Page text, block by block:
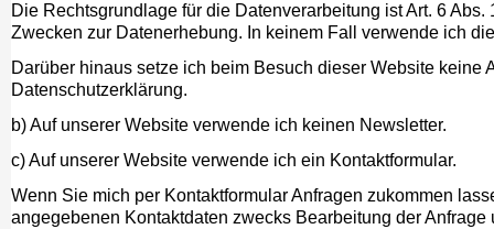
Die Rechtsgrundlage für die Datenverarbeitung ist Art. 6
Zwecken zur Datenerhebung. In keinem Fall verwende ich
Darüber hinaus setze ich beim Besuch dieser Website
Datenschutzerklärung.
b) Auf unserer Website verwende ich keinen Newsletter.
c) Auf unserer Website verwende ich ein Kontaktformular.
Wenn Sie mich per Kontaktformular Anfragen zukommen
angegebenen Kontaktdaten zwecks Bearbeitung der